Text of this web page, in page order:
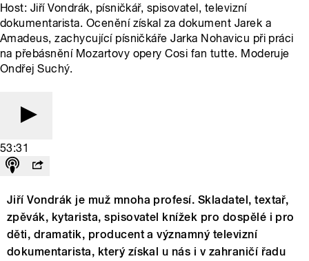
Host: Jiří Vondrák, písničkář, spisovatel, televizní
dokumentarista. Ocenění získal za dokument Jarek a
Amadeus, zachycující písničkáře Jarka Nohavicu při práci
na přebásnění Mozartovy opery Cosi fan tutte. Moderuje
Ondřej Suchý.
53:31
Jiří Vondrák je muž mnoha profesí. Skladatel, textař,
zpěvák, kytarista, spisovatel knížek pro dospělé i pro
děti, dramatik, producent a významný televizní
dokumentarista, který získal u nás i v zahraničí řadu